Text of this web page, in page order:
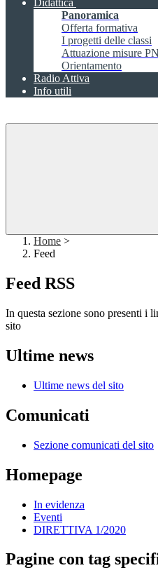
Didattica
Panoramica
Offerta formativa
I progetti delle classi
Attuazione misure
Orientamento
Radio Attiva
Info utili
Home >
Feed
Feed RSS
In questa sezione sono presenti i
sito
Ultime news
Ultime news del sito
Comunicati
Sezione comunicati del sito
Homepage
In evidenza
Eventi
DIRETTIVA 1/2020
Pagine con tag